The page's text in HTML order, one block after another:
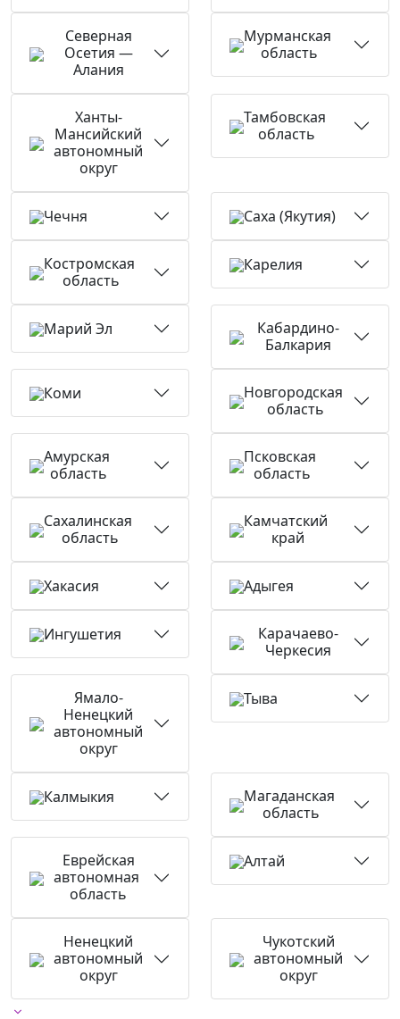
Северная
Осетия —
Алания
Мурманская
область
Ханты-
Мансийский
автономный
округ
Тамбовская
область
Чечня Саха (Якутия)
Костромская
область
Карелия
Марий Эл
Кабардино-
Балкария
Коми
Новгородская
область
Амурская
область
Псковская
область
Сахалинская
область
Камчатский
край
Хакасия Адыгея
Ингушетия
Карачаево-
Черкесия
Ямало-
Ненецкий
автономный
округ
Тыва
Калмыкия
Магаданская
область
Еврейская
автономная
область
Алтай
Ненецкий
автономный
округ
Чукотский
автономный
округ